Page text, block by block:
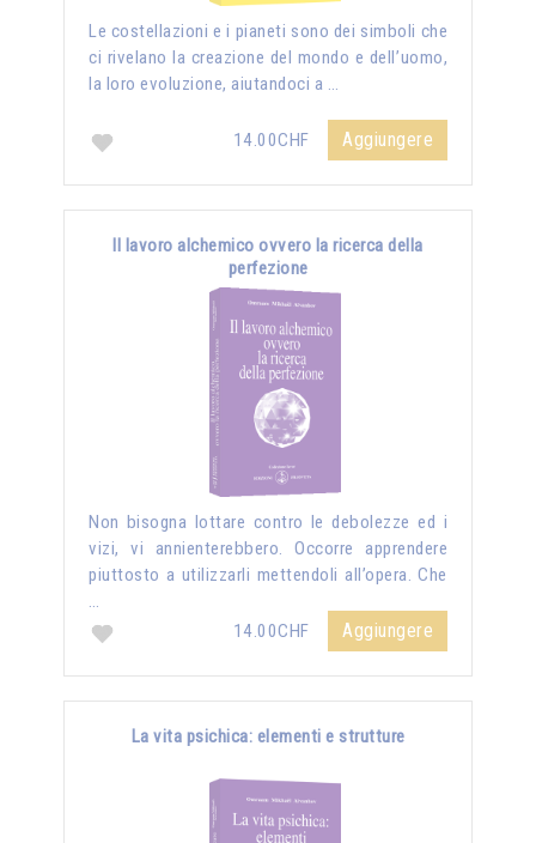
Le costellazioni e i pianeti sono dei simboli che
ci rivelano la creazione del mondo e dell’uomo,
la loro evoluzione, aiutandoci a …
14.00CHF Aggiungere
Il lavoro alchemico ovvero la ricerca della
perfezione
Non bisogna lottare contro le debolezze ed i
vizi, vi annienterebbero. Occorre apprendere
piuttosto a utilizzarli mettendoli all’opera. Che
…
14.00CHF
Aggiungere
La vita psichica: elementi e strutture